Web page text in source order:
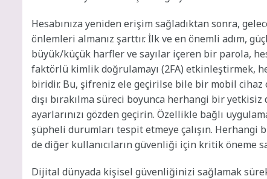
Hesabınıza yeniden erişim sağladıktan sonra,
önlemleri almanız şarttır. İlk ve en önemli adım,
büyük/küçük harfler ve sayılar içeren bir parola,
faktörlü kimlik doğrulamayı (2FA) etkinleştirmek,
biridir. Bu, şifreniz ele geçirilse bile bir mobil cihaz
dışı bırakılma süreci boyunca herhangi bir
ayarlarınızı gözden geçirin. Özellikle bağlı
şüpheli durumları tespit etmeye çalışın.
de diğer kullanıcıların güvenliği için kritik öneme
Dijital dünyada kişisel güvenliğinizi sağlamak